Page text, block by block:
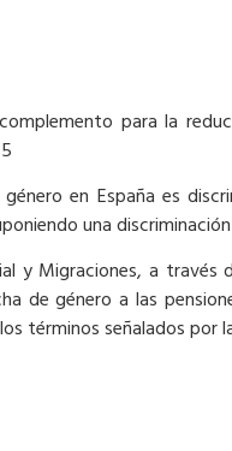
para la
en España es
una
y Migraciones, a través
de género a las
términos señalados por